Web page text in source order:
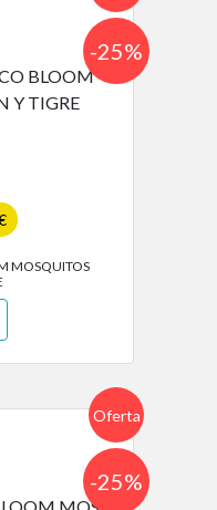
-25%
MOSQUITOS
Oferta
-25%